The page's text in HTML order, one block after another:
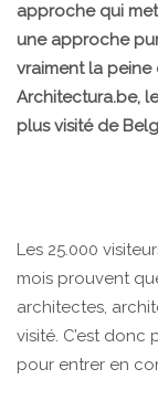
approche qui met
une approche
vraiment la peine
Architectura.be,
plus visité de
Les 25.000
mois prouvent
architectes,
visité. C’est
pour entrer en